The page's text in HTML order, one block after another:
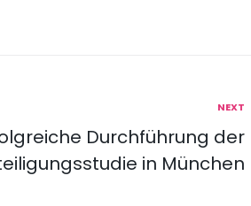
NEXT
Durchführung der
in München